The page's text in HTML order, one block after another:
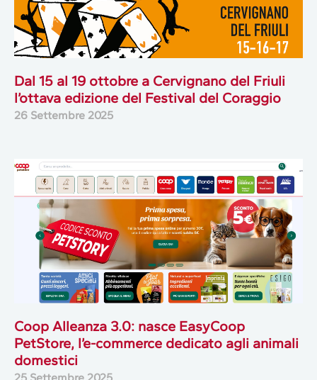
Dal 15 al 19 ottobre a Cervignano del Friuli
l’ottava edizione del Festival del Coraggio
26 Settembre 2025
Coop Alleanza 3.0: nasce EasyCoop
PetStore, l’e-commerce dedicato agli animali
domestici